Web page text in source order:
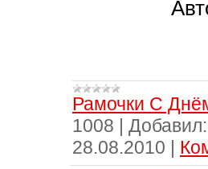
Рамочки С
1008
Добавил:
28.08.2010